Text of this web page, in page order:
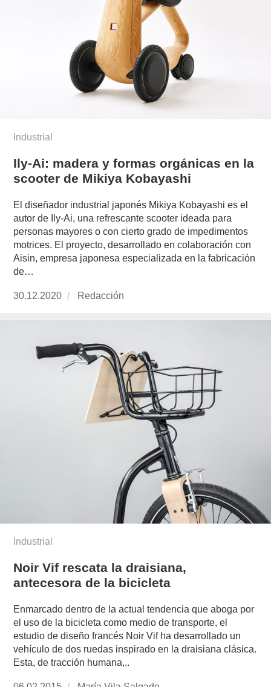
Industrial
Ily-Ai: madera y formas orgánicas en la
scooter de Mikiya Kobayashi
El diseñador industrial japonés Mikiya Kobayashi es el
autor de Ily-Ai, una refrescante scooter ideada para
personas mayores o con cierto grado de impedimentos
motrices. El proyecto, desarrollado en colaboración con
Aisin, empresa japonesa especializada en la fabricación
de…
Publicado
30.12.2020 https://www.experimenta.es/author/redaccion/
Redacción
Industrial
Noir Vif rescata la draisiana,
antecesora de la bicicleta
Enmarcado dentro de la actual tendencia que aboga por
el uso de la bicicleta como medio de transporte, el
estudio de diseño francés Noir Vif ha desarrollado un
vehículo de dos ruedas inspirado en la draisiana clásica.
Esta, de tracción humana,..